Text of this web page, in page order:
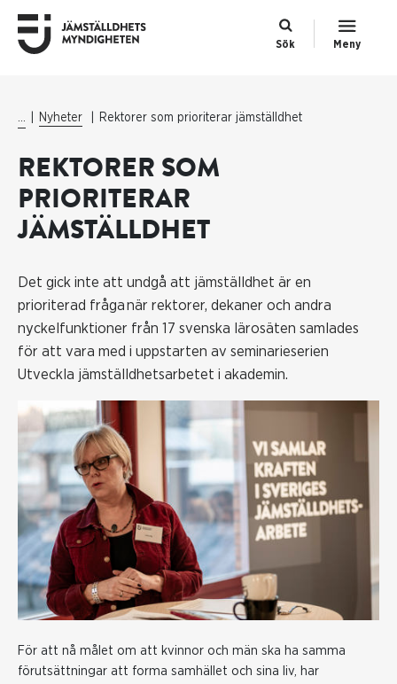
Sök Meny
... Nyheter Rektorer som prioriterar jämställdhet
REKTORER SOM
PRIORITERAR
JÄMSTÄLLDHET
Det gick inte att undgå att jämställdhet är en
prioriterad fråga när rektorer, dekaner och andra
nyckelfunktioner från 17 svenska lärosäten samlades
för att vara med i uppstarten av seminarieserien
Utveckla jämställdhetsarbetet i akademin.
För att nå målet om att kvinnor och män ska ha samma
förutsättningar att forma samhället och sina liv, har